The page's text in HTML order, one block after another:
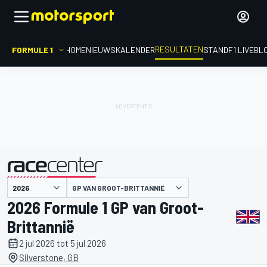
FORMULE 1 HOMENIEUWSKALENDERRESULTATENSTANDF1
gepresenteerd door GP VAN GROOT-BRITTANNIË
2026 Formule 1 GP van Groot-
Brittannië
2 jul 2026 tot 5 jul 2026
Silverstone, GB